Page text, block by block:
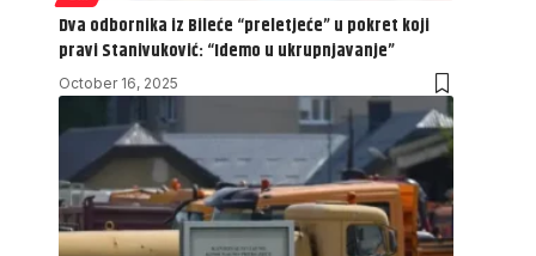
Dva odbornika iz Bileće “preletjeće” u pokret koji
pravi Stanivuković: “Idemo u ukrupnjavanje”
October 16, 2025